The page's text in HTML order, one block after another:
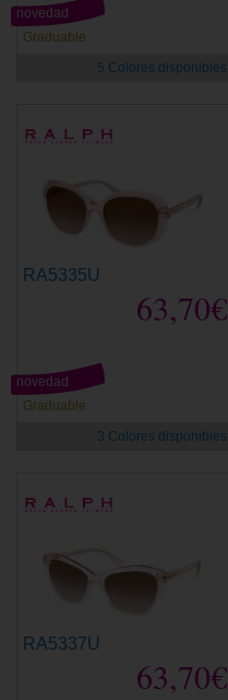
Graduable
novedad
5 Colores disponibles
RA5335U
63,70€
Graduable
novedad
3 Colores disponibles
RA5337U
63,70€